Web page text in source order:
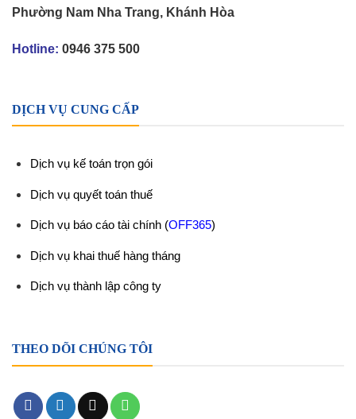
Phường Nam Nha Trang, Khánh Hòa
Hotline: 0946 375 500
DỊCH VỤ CUNG CẤP
Dịch vụ kế toán trọn gói
Dịch vụ quyết toán thuế
Dịch vụ báo cáo tài chính (OFF365)
Dịch vụ khai thuế hàng tháng
Dịch vụ thành lập công ty
THEO DÕI CHÚNG TÔI